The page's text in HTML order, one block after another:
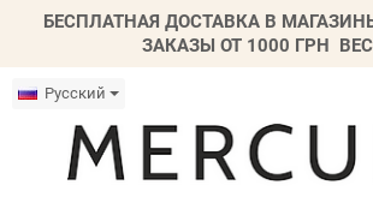
БЕСПЛАТНАЯ ДОСТАВКА В
ЗАКАЗЫ ОТ 1000 ГРН
Русский